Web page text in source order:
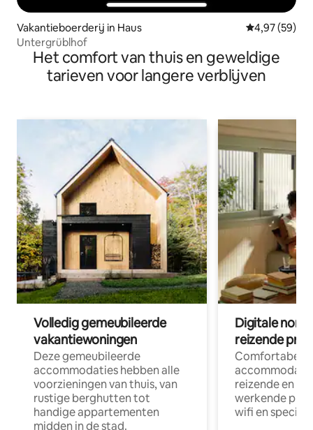
Vakantieboerderij in Haus Gemiddelde
4,97 (59)
Untergrüblhof
Het comfort van thuis en geweldige
tarieven voor langere verblijven
Volledig gemeubileerde
vakantiewoningen
Deze gemeubileerde
accommodaties hebben alle
voorzieningen van thuis, van
rustige berghutten tot
handige appartementen
midden in de stad.
Digitale
reizende
Comfortabele
reizende en
werkende
wifi en